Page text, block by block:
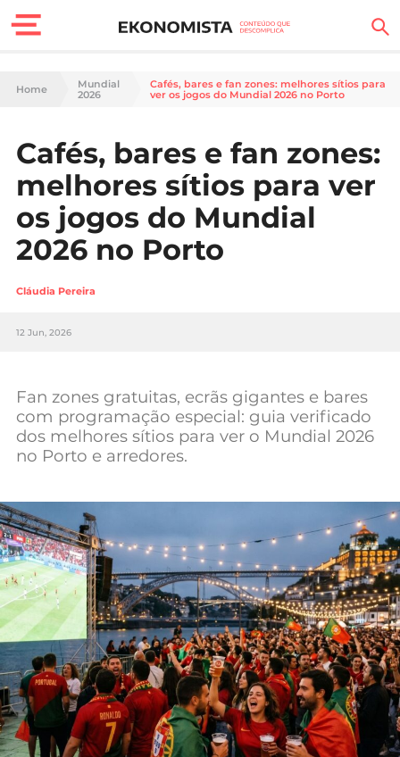
Finanças Pessoais
Carreira
Casa
Lifestyle
Sociedade
Tecnologia
Negócios
Mundial 2026
Home
Mundial
2026
Cafés, bares e fan zones: melhores sítios para
ver os jogos do Mundial 2026 no Porto
Cafés, bares e fan zones:
melhores sítios para ver
os jogos do Mundial
2026 no Porto
Cláudia Pereira
12 Jun, 2026
Fan zones gratuitas, ecrãs gigantes e bares
com programação especial: guia verificado
dos melhores sítios para ver o Mundial 2026
no Porto e arredores.